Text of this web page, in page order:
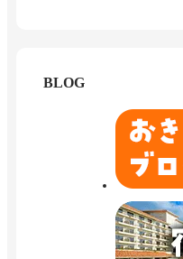
BLOG